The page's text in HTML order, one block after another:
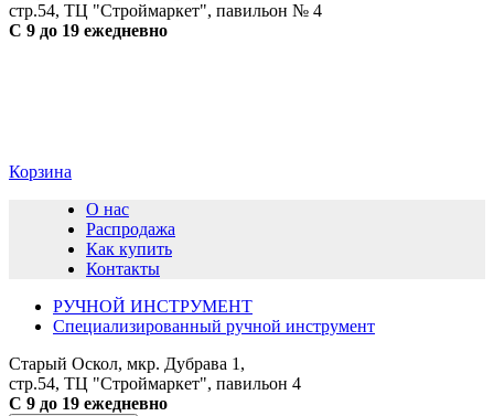
стр.54, ТЦ "Строймаркет", павильон № 4
С 9 до 19 ежедневно
Корзина
О нас
Распродажа
Как купить
Контакты
РУЧНОЙ ИНСТРУМЕНТ
Специализированный ручной инструмент
Старый Оскол, мкр. Дубрава 1,
стр.54, ТЦ "Строймаркет", павильон 4
С 9 до 19 ежедневно